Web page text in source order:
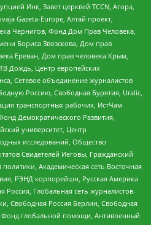
Инк, Завет церквей TCCN, Агора,
Gazeta-Europe, Алтай проект,
Чернигов, Фонд Дом Прав Человека,
Бориса Звозскова, Дом прав
Ереван, Дом прав человека Крым,
Дождь, Центр европейских
Сетевое объединение журналистов
Россию, Свободная Бурятия, Uralic,
транспортных рабочих, ИстЧам
Демократического Развития,
университет, Центр
исследований, Общество
Свидетелей Иеговы, Гражданский
Академическая сеть Восточная
РЭНД корпорейшн, Русская Америка
Россия, Глобальная сеть журналистов-
Свободная Россия Берлин, Свободная
Фонд глобальной помощи, Антивоенный